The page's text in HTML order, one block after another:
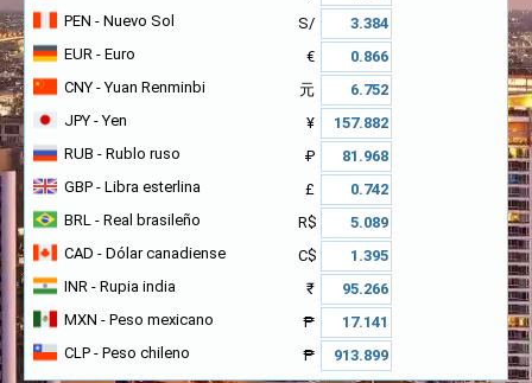
PEN - Nuevo Sol
S/
EUR - Euro
€
CNY - Yuan Renminbi
元
JPY - Yen
¥
RUB - Rublo ruso
₽
GBP - Libra esterlina
£
BRL - Real brasileño
R$
CAD - Dólar canadiense
C$
INR - Rupia india
₹
MXN - Peso mexicano
₱
CLP - Peso chileno ₱